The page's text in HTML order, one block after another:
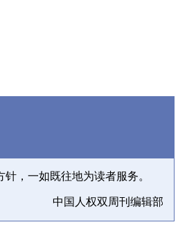
，一如既往地为读者服务。
中国人权双周刊编辑部